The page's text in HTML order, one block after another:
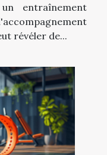
entraînement
révéler de...